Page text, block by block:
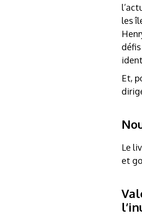
les
Et,
Le
et